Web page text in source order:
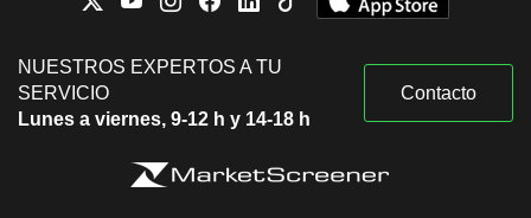
NUESTROS EXPERTOS A TU
SERVICIO
Lunes a viernes, 9-12 h y 14-18 h
Contacto